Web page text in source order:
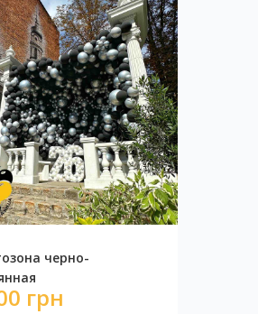
черно-
грн